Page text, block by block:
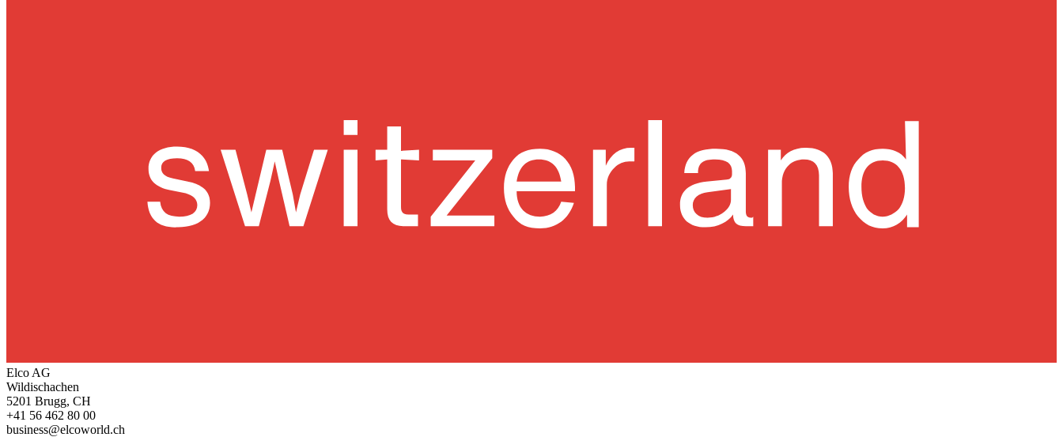
Elco AG
Wildischachen
5201 Brugg, CH
+41 56 462 80 00
business@elcoworld.ch